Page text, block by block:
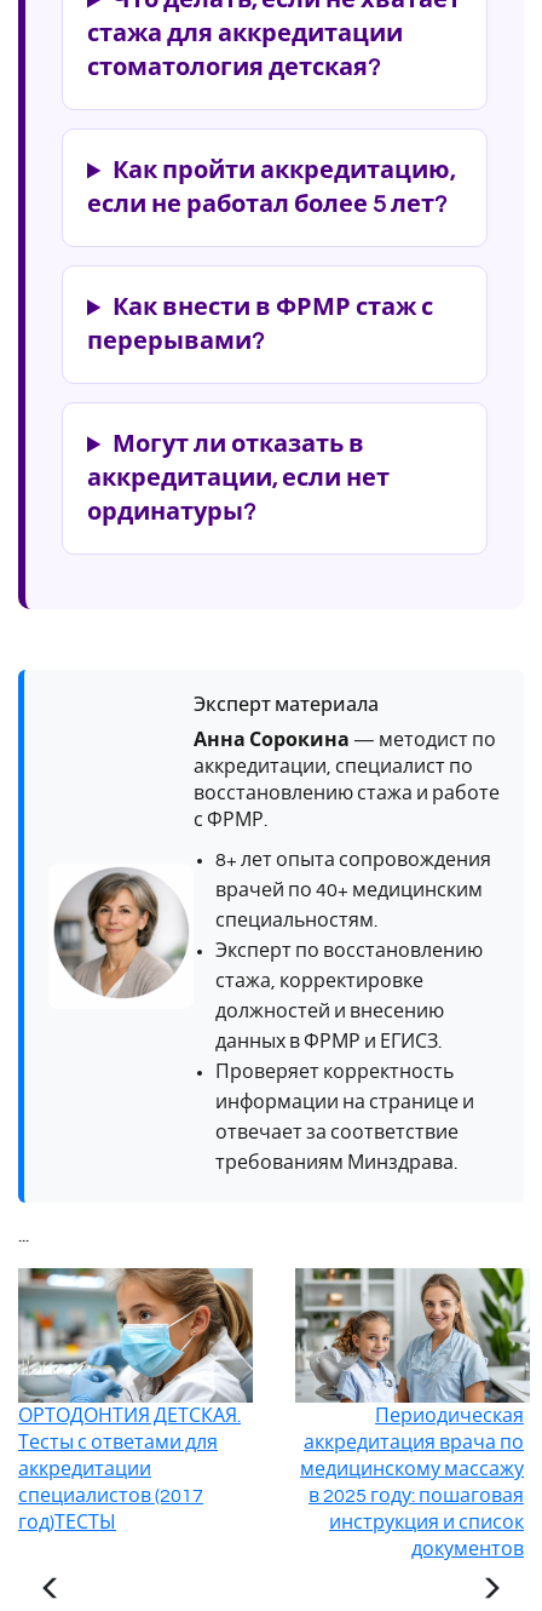
стажа для аккредитации
стоматология детская?
Как пройти аккредитацию,
если не работал более 5 лет?
Как внести в ФРМР стаж с
перерывами?
Могут ли отказать в
аккредитации, если нет
ординатуры?
Эксперт материала
Анна Сорокина — методист по
аккредитации, специалист по
восстановлению стажа и работе
с ФРМР.
8+ лет опыта сопровождения
врачей по 40+ медицинским
специальностям.
Эксперт по восстановлению
стажа, корректировке
должностей и внесению
данных в ФРМР и ЕГИСЗ.
Проверяет корректность
информации на странице и
отвечает за соответствие
требованиям Минздрава.
...
ОРТОДОНТИЯ ДЕТСКАЯ.
Тесты с ответами для
аккредитации
специалистов (2017
год)ТЕСТЫ
Периодическая
аккредитация врача по
медицинскому массажу
в 2025 году: пошаговая
инструкция и список
документов